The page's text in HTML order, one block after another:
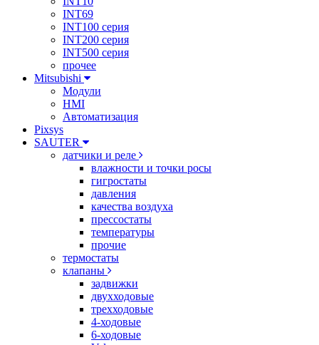
INT69
INT100 серия
INT200 серия
INT500 серия
прочее
Mitsubishi
Модули
HMI
Автоматизация
Pixsys
SAUTER
датчики и реле
влажности и точки росы
гигростаты
давления
качества воздуха
прессостаты
температуры
прочие
термостаты
клапаны
задвижки
двухходовые
трехходовые
4-ходовые
6-ходовые